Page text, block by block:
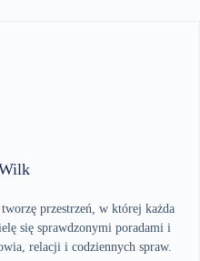
przestrzeń, w której każda
się sprawdzonymi poradami i
relacji i codziennych spraw.